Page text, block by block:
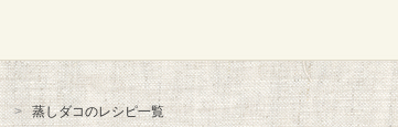
蒸しダコのレシピ一覧